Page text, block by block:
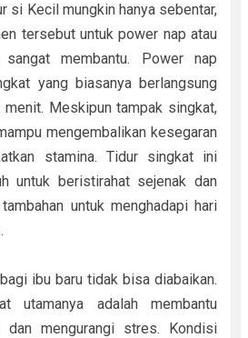
si Kecil mungkin hanya sebentar,
tersebut untuk power nap atau
membantu. Power nap
yang biasanya berlangsung
Meskipun tampak singkat,
mengembalikan kesegaran
stamina. Tidur singkat ini
untuk beristirahat sejenak dan
untuk menghadapi hari
ibu baru tidak bisa diabaikan.
utamanya adalah membantu
dan mengurangi stres. Kondisi